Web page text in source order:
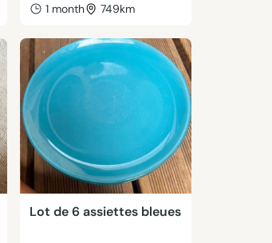
1 month 749km
Lot de 6 assiettes bleues